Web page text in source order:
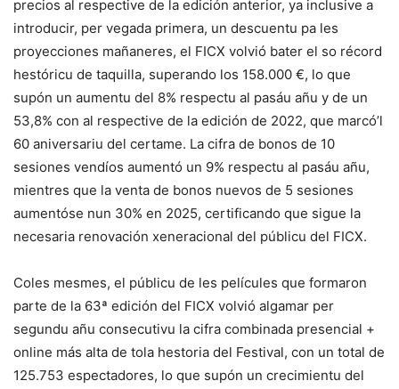
precios al respective de la edición anterior, ya inclusive a
introducir, per vegada primera, un descuentu pa les
proyecciones mañaneres, el FICX volvió bater el so récord
hestóricu de taquilla, superando los 158.000 €, lo que
supón un aumentu del 8% respectu al pasáu añu y de un
53,8% con al respective de la edición de 2022, que marcó’l
60 aniversariu del certame. La cifra de bonos de 10
sesiones vendíos aumentó un 9% respectu al pasáu añu,
mientres que la venta de bonos nuevos de 5 sesiones
aumentóse nun 30% en 2025, certificando que sigue la
necesaria renovación xeneracional del públicu del FICX.
Coles mesmes, el públicu de les películes que formaron
parte de la 63ª edición del FICX volvió algamar per
segundu añu consecutivu la cifra combinada presencial +
online más alta de tola hestoria del Festival, con un total de
125.753 espectadores, lo que supón un crecimientu del